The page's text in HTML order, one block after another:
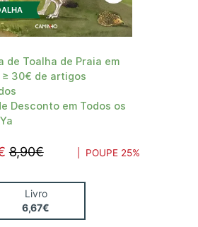
de Toalha de Praia em
≥ 30€ de artigos
Desconto em Todos os
8,90€ | POUPE 25%
Livro
6,67€